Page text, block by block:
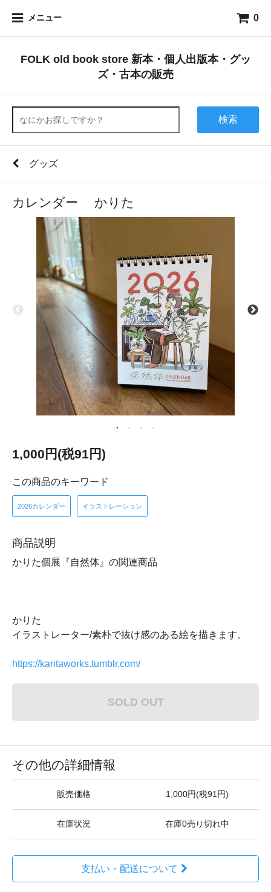
メニュー 0
FOLK old book store 新本・個人出版本・グッ
ズ・古本の販売
検索
グッズ
カレンダー かりた
1,000円(税91円)
この商品のキーワード
2026カレンダー イラストレーション
商品説明
かりた個展『自然体』の関連商品
かりた
イラストレーター/素朴で抜け感のある絵を描きます。
https://karitaworks.tumblr.com/
SOLD OUT
その他の詳細情報
販売価格 1,000円(税91円)
在庫状況 在庫0売り切れ中
支払い・配送について